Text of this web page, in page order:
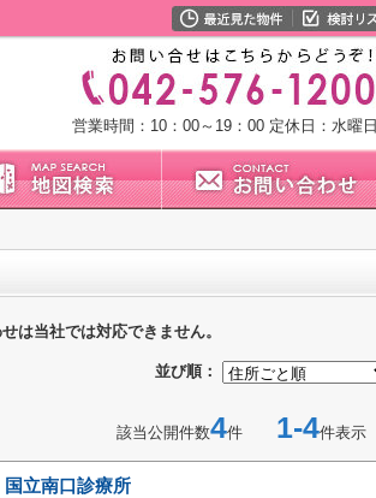
営業時間：10：00～19：00 定休日：水曜日
は当社では対応できません。
並び順：
該当公開件数4件 1-4件表示
国立南口診療所